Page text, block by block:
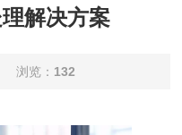
解决方案
浏览： 132